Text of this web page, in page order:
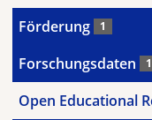
Förderung 1
Forschungsdaten 1
Open Educational